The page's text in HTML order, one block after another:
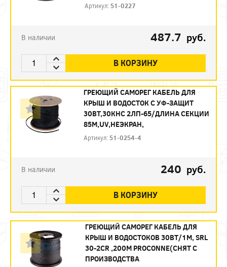
Артикул: 51-0227
В наличии 487.7 руб.
В КОРЗИНУ
ГРЕЮЩИЙ САМОРЕГ КАБЕЛЬ ДЛЯ
КРЫШ И ВОДОСТОК С УФ-ЗАЩИТ
30ВТ,30КНС 2ЛП-65/ДЛИНА СЕКЦИИ
85М,UV,НЕЭКРАН,
Артикул: 51-0254-4
В наличии 240 руб.
В КОРЗИНУ
ГРЕЮЩИЙ САМОРЕГ КАБЕЛЬ ДЛЯ
КРЫШ И ВОДОСТОКОВ 30ВТ/1М, SRL
30-2CR ,200М PROCONNE(СНЯТ С
ПРОИЗВОДСТВА